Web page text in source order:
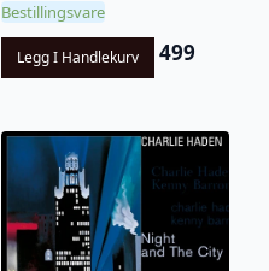
Bestillingsvare
Legg I Handlekurv 499